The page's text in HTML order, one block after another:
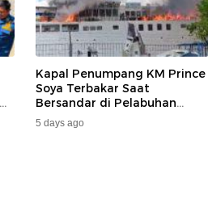
Kapal Penumpang KM Prince
Soya Terbakar Saat
Bersandar di Pelabuhan
Samarinda, Keberangkatan
Penumpang Dialihkan
5 days ago